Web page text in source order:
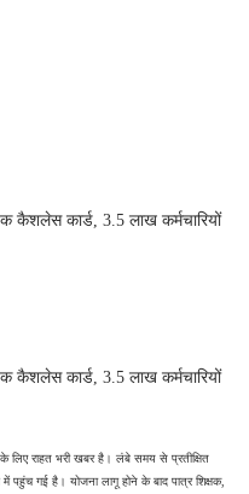
कैशलेस कार्ड, 3.5 लाख कर्मचारियों
कैशलेस कार्ड, 3.5 लाख कर्मचारियों
उत्तर प्रदेश के शिक्षकों और शिक्षा विभाग के कर्मचारियों के लिए राहत भरी खबर है। लंबे समय से प्रतीक्षित
गई है। योजना लागू होने के बाद पात्र शिक्षक,